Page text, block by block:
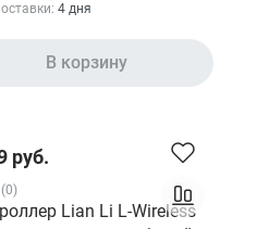
4 дня
В корзину
руб.
(0)
Lian Li L-Wireless